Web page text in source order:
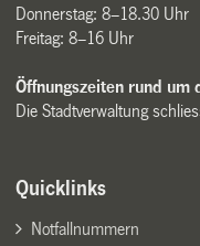
Donnerstag: 8–18.30 Uhr
Freitag: 8–16 Uhr
Öffnungszeiten rund um
Die Stadtverwaltung
Quicklinks
Notfallnummern